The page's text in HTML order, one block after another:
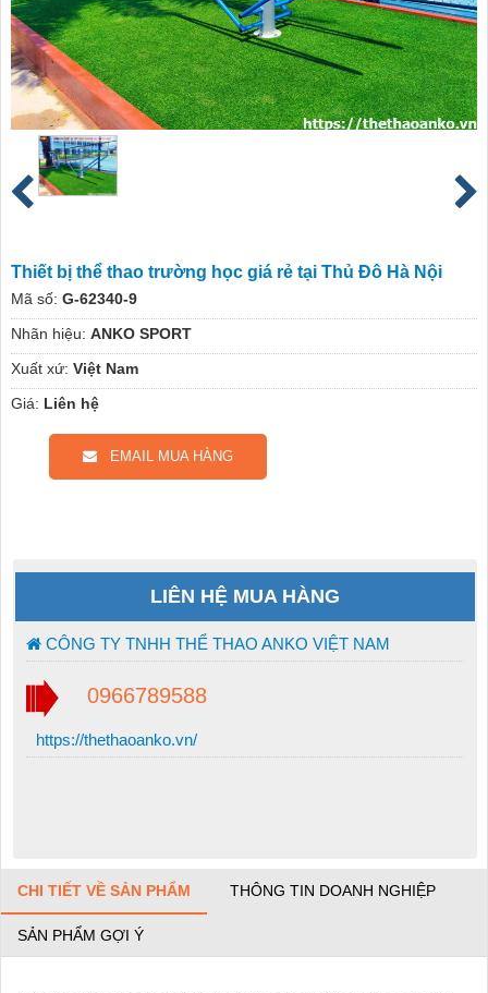
Thiết bị thể thao trường học giá rẻ tại Thủ Đô Hà Nội
Mã số: G-62340-9
Nhãn hiệu: ANKO SPORT
Xuất xứ: Việt Nam
Giá: Liên hệ
EMAIL MUA HÀNG
LIÊN HỆ MUA HÀNG
CÔNG TY TNHH THỂ THAO ANKO VIỆT NAM
0966789588
https://thethaoanko.vn/
CHI TIẾT VỀ SẢN PHẨM THÔNG TIN DOANH NGHIỆP
SẢN PHẨM GỢI Ý